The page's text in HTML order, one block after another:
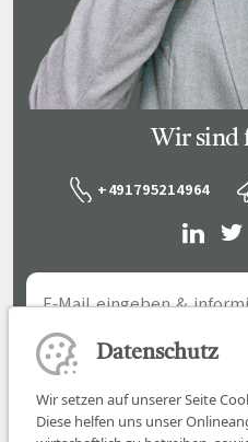
Wir sind
+491795214964
Datenschutz
Wir setzen auf unserer Seite
Diese helfen uns unser